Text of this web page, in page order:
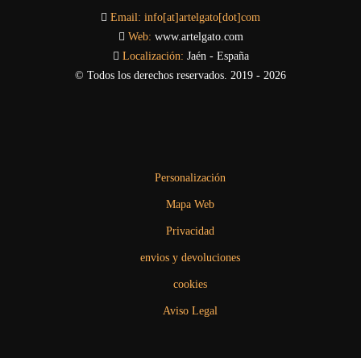
Email: info[at]artelgato[dot]com
Web: www.artelgato.com
Localización: Jaén - España
© Todos los derechos reservados. 2019 - 2026
Personalización
Mapa Web
Privacidad
envios y devoluciones
cookies
Aviso Legal